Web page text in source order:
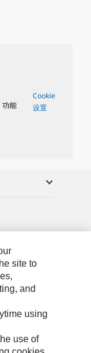
功能
Cookie
设置
site to
and
using
use of